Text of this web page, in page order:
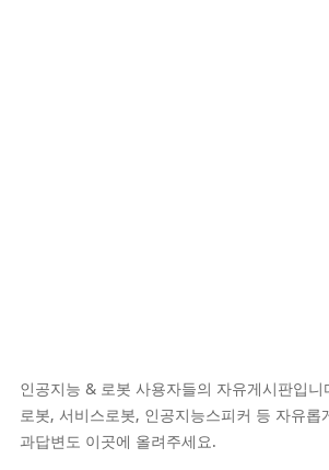
인공지능 & 로봇 사용자들의 자유게시판입니
로봇, 서비스로봇, 인공지능스피커 등 자유롭
과답변도 이곳에 올려주세요.